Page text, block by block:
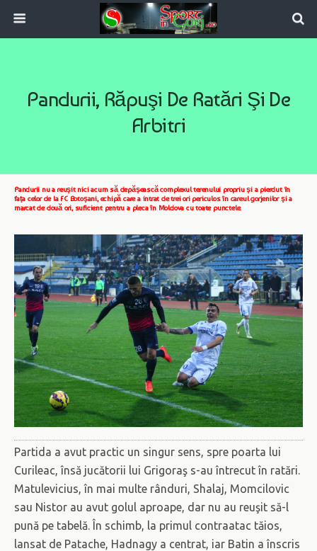
Pandurii, Răpuşi De Ratări Şi De
Arbitri
Pandurii nu a reuşit nici acum să depăşească complexul terenului propriu şi a pierdut în
faţa celor de la FC Botoşani, echipă care a intrat de trei ori periculos în careul gorjenilor şi a
marcat de două ori, suficient pentru a pleca în Moldova cu toate punctele.
Partida a avut practic un singur sens, spre poarta lui
Curileac, însă jucătorii lui Grigoraş s-au întrecut în ratări.
Matulevicius, în mai multe rânduri, Shalaj, Momcilovic
sau Nistor au avut golul aproape, dar nu au reuşit să-l
pună pe tabelă. În schimb, la primul contraatac tăios,
lansat de Patache, Hadnagy a centrat, iar Batin a înscris